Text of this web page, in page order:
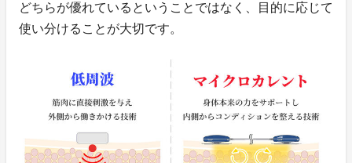
どちらが優れているということではなく、目的に応じて
使い分けることが大切です。